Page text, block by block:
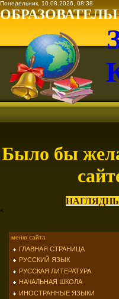
Понедельник,
Было бы
<
меню сайта
ГЛАВНАЯ СТРАНИЦА
РУССКИЙ ЯЗЫК
РУССКАЯ ЛИТЕРАТУРА
НАЧАЛЬНАЯ ШКОЛА
ИНОСТРАННЫЕ ЯЗЫКИ